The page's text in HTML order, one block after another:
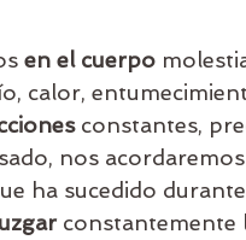
en el cuerpo
calor,
constantes,
nos
ha sucedido
constantemente